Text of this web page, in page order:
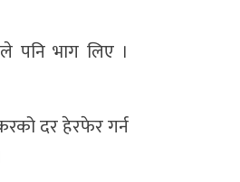
पनि भाग लिए ।
दर हेरफेर गर्न